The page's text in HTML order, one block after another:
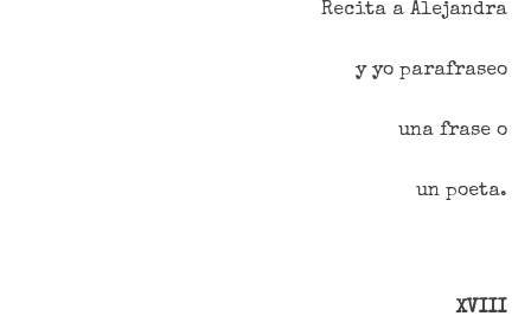
Recita a Alejandra
y yo parafraseo
una frase o
un poeta.
XVIII